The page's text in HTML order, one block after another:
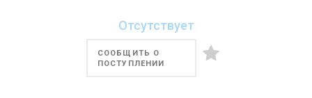
Отсутствует
СООБЩИТЬ О
ПОСТУПЛЕНИИ